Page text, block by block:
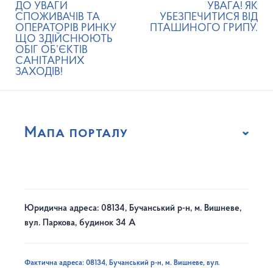
ДО УВАГИ
СПОЖИВАЧІВ ТА
ОПЕРАТОРІВ РИНКУ
ЩО ЗДІЙСНЮЮТЬ
ОБІГ ОБ’ЄКТІВ
САНІТАРНИХ
ЗАХОДІВ!
УВАГА! ЯК
УБЕЗПЕЧИТИСЯ ВІД
ПТАШИНОГО ГРИПУ.
Мапа порталу
Юридична адреса: 08134, Бучанський р-н, м. Вишневе,
вул. Паркова, будинок 34 А
Фактична адреса: 08134, Бучанський р-н, м. Вишневе, вул.